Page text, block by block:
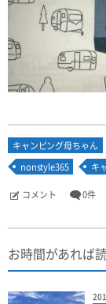
キャンピング母ちゃん
nonstyle365
キ
コメント 0件
お時間があれば